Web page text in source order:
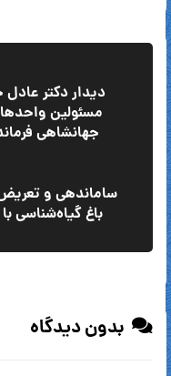
دیدار دکتر
مسئولین
جهانشاهی
ساماندهی و تعریض
باغ گیاه‌شناسی
بدون دیدگاه